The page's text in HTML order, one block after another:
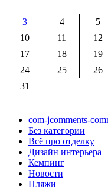
3
4 5
10
11 12
17
18 19
24
25 26
31
com-jcomments-
Без категории
Всё про отделку
Дизайн интерьера
Кемпинг
Новости
Пляжи